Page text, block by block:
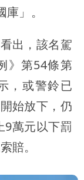
」。
出，該名駕
》第54條第
，或警鈴已
始放下，仍
9萬元以下罰
賠。